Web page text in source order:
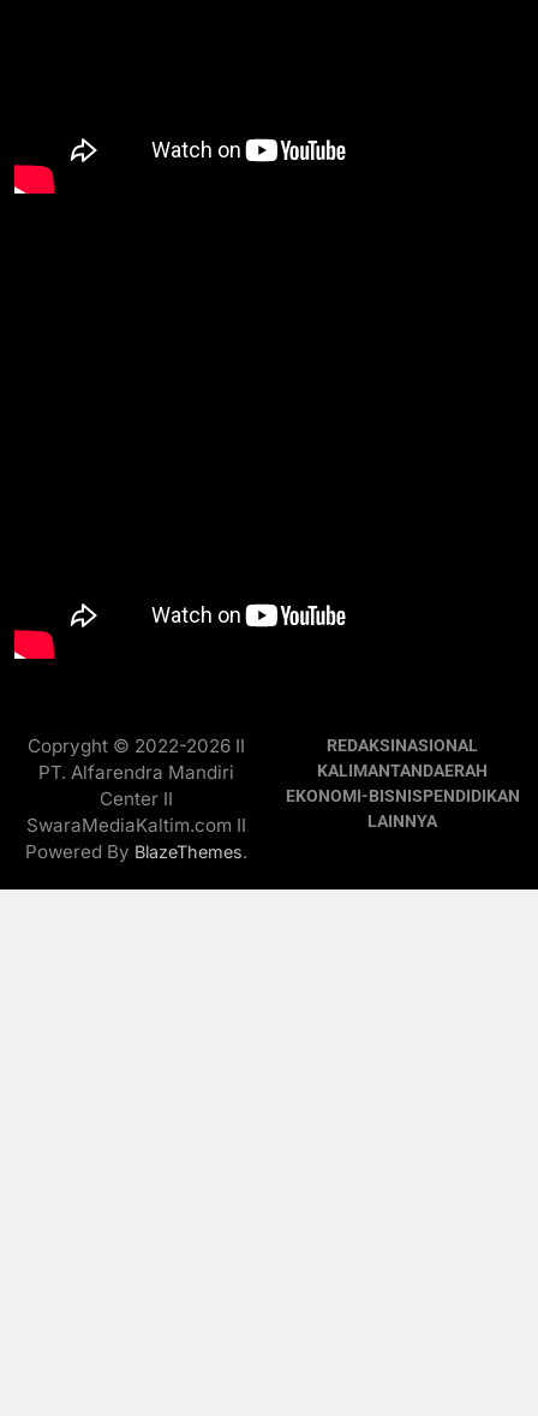
Copryght © 2022-2026 II
PT. Alfarendra Mandiri
Center II
SwaraMediaKaltim.com II
Powered By BlazeThemes.
REDAKSINASIONAL
KALIMANTANDAERAH
EKONOMI-BISNISPENDIDIKAN
LAINNYA